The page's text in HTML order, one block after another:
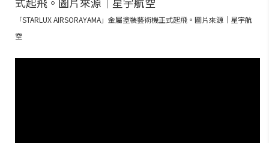
「STARLUX AIRSORAYAMA」金屬塗裝藝術機正式起飛。圖片來源｜星宇航
空